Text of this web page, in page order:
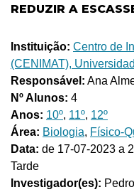
REDUZIR A
Instituição: Centro de
(CENIMAT),
Responsável: Ana
Nº Alunos: 4
Anos: 10º, 11º, 12º
Área: Biologia, Físico-
Data: de 17-07-2023 a
Tarde
Investigador(es):